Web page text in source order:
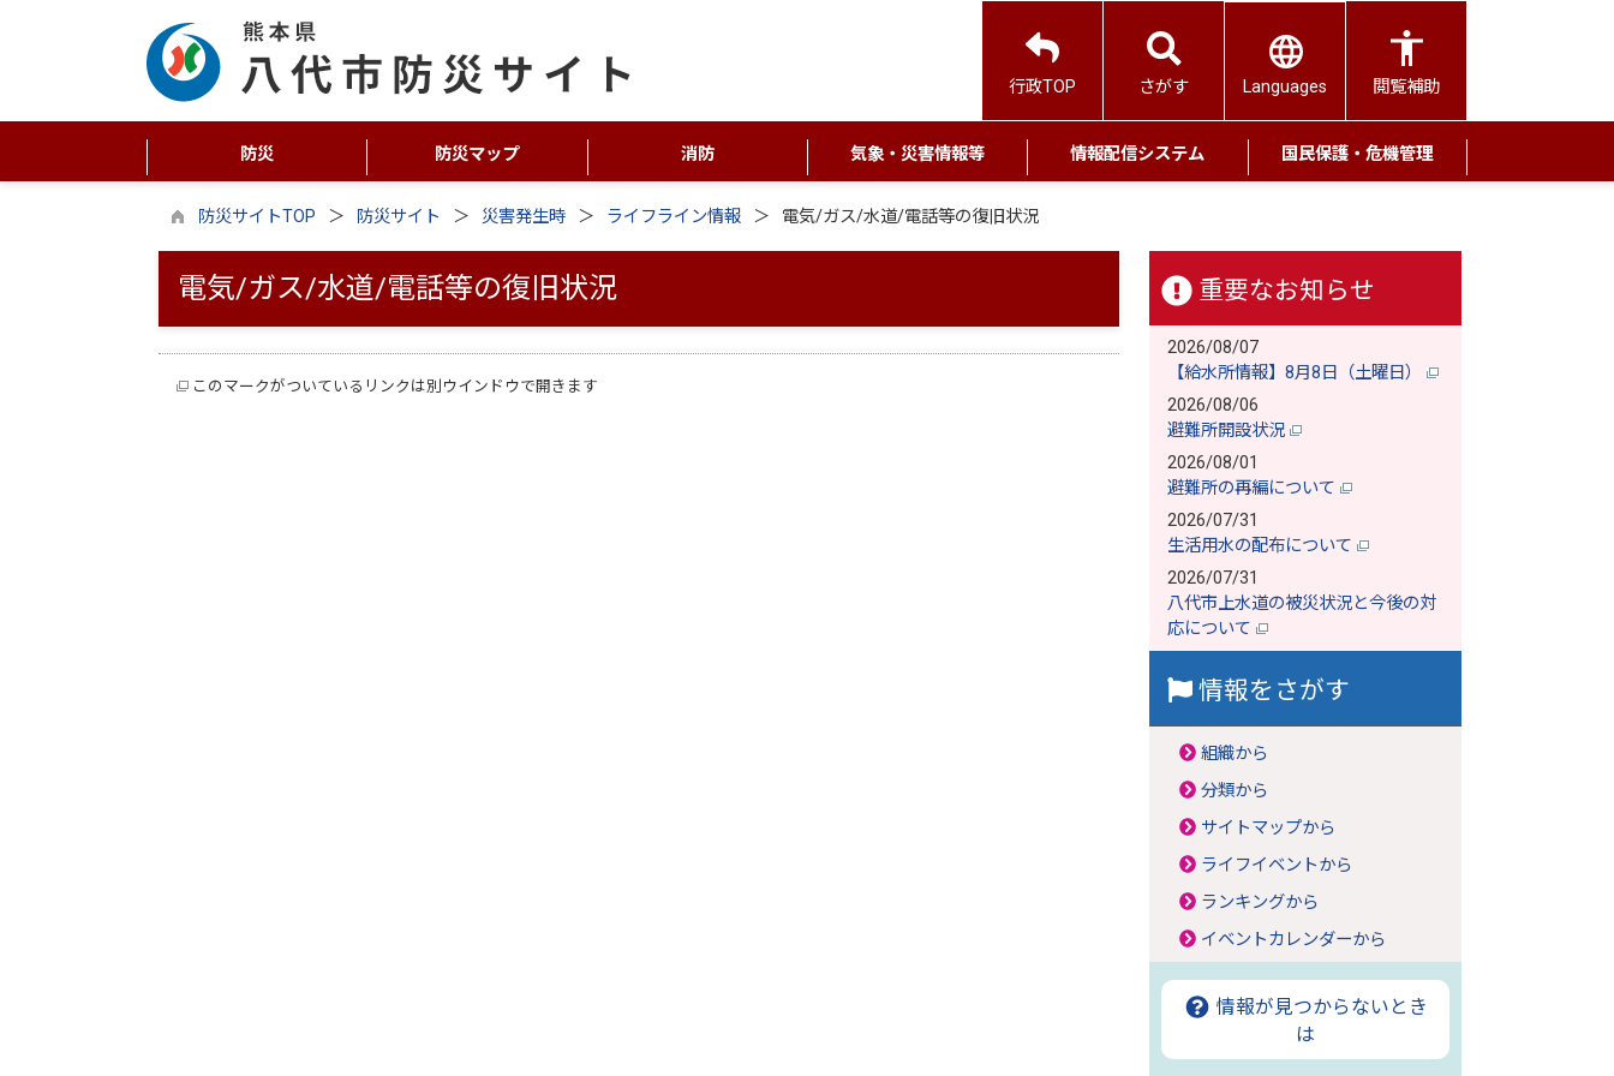
行政TOP さがす Languages 閲覧補助
防災 防災マップ 消防 気象・災害情報等 情報配信システム 国民保護・危機管理
防災サイトTOP 防災サイト 災害発生時 ライフライン情報 電気/ガス/水道/電話等の復旧状況
電気/ガス/水道/電話等の復旧状況
このマークがついているリンクは別ウインドウで開きます
重要なお知らせ
2026/08/07
【給水所情報】8月8日（土曜日）
2026/08/06
避難所開設状況
2026/08/01
避難所の再編について
2026/07/31
生活用水の配布について
2026/07/31
八代市上水道の被災状況と今後の対
応について
情報をさがす
組織から
分類から
サイトマップから
ライフイベントから
ランキングから
イベントカレンダーから
情報が見つからないとき
は